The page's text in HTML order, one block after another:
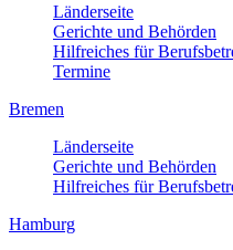
Länderseite
Gerichte und Behörden
Hilfreiches für
Termine
Bremen
Länderseite
Gerichte und Behörden
Hilfreiches für
Hamburg